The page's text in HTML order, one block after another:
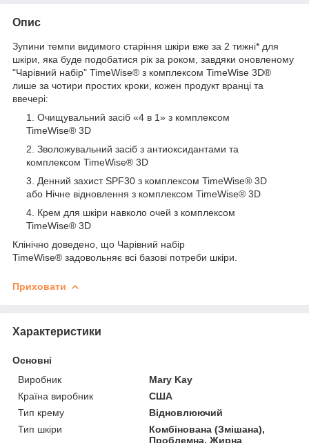
Опис
Зупини темпи видимого старіння шкіри вже за 2 тижні* для
шкіри, яка буде подобатися рік за роком, завдяки оновленому
"Чарівний набір" TimeWise® з комплексом TimeWise 3D®
лише за чотири простих кроки, кожен продукт вранці та
ввечері:
Очищувальний засіб «4 в 1» з комплексом
TimeWise® 3D
Зволожувальний засіб з антиоксидантами та
комплексом TimeWise® 3D
Денний захист SPF30 з комплексом TimeWise® 3D
або Нічне відновлення з комплексом TimeWise® 3D
Крем для шкіри навколо очей з комплексом
TimeWise® 3D
Клінічно доведено, що Чарівний набір
TimeWise® задовольняє всі базові потреби шкіри.
Приховати
Характеристики
Основні
Виробник
Mary Kay
Країна виробник
США
Тип крему
Відновлюючий
Тип шкіри
Комбінована (Змішана),
Проблемна, Жирна